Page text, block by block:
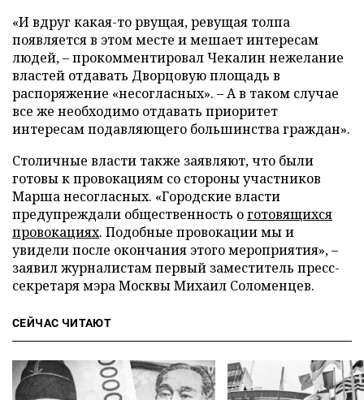
«И вдруг какая-то рвущая, ревущая толпа
появляется в этом месте и мешает интересам
людей, – прокомментировал Чекалин нежелание
властей отдавать Дворцовую площадь в
распоряжение «несогласных». – А в таком случае
все же необходимо отдавать приоритет
интересам подавляющего большинства граждан».
Столичные власти также заявляют, что были
готовы к провокациям со стороны участников
Марша несогласных. «Городские власти
предупреждали общественность оготовящихся
провокациях. Подобные провокации мы и
увидели после окончания этого мероприятия», –
заявил журналистам первый заместитель пресс-
секретаря мэра Москвы Михаил Соломенцев.
СЕЙЧАС ЧИТАЮТ